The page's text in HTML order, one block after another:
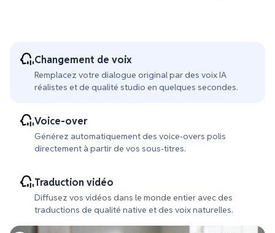
Changement de voix
Remplacez votre dialogue original par des voix IA
réalistes et de qualité studio en quelques secondes.
Voice-over
Générez automatiquement des voice-overs polis
directement à partir de vos sous-titres.
Traduction vidéo
Diffusez vos vidéos dans le monde entier avec des
traductions de qualité native et des voix naturelles.